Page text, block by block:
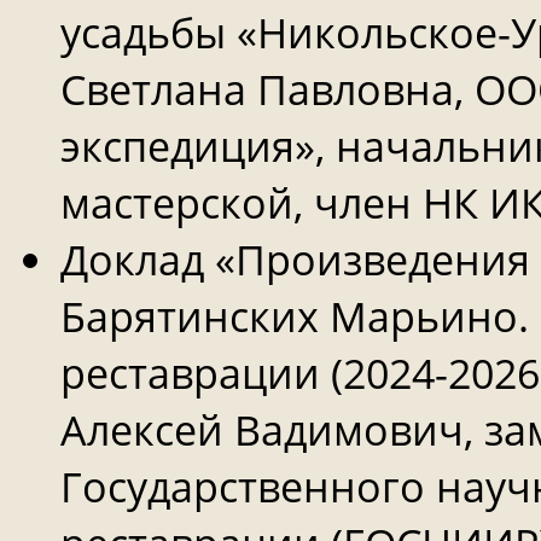
усадьбы
Светлана Павловна,
экспедиция»,
мастерской, член НК
Доклад
Барятинских
реставрации (2024-
Алексей Вадимович,
Государственного